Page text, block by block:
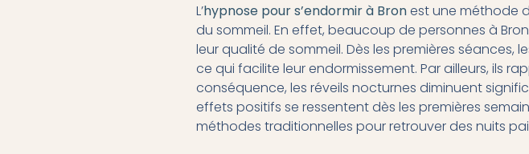
L’hypnose pour s’endormir à Bronest une méthode
du sommeil. En effet, beaucoup de personnes à
leur qualité de sommeil. Dès les premières
ce qui facilite leur endormissement. Par ailleurs, ils
conséquence, les réveils nocturnes diminuent
effets positifs se ressentent dès les premières
méthodes traditionnelles pour retrouver des nuits